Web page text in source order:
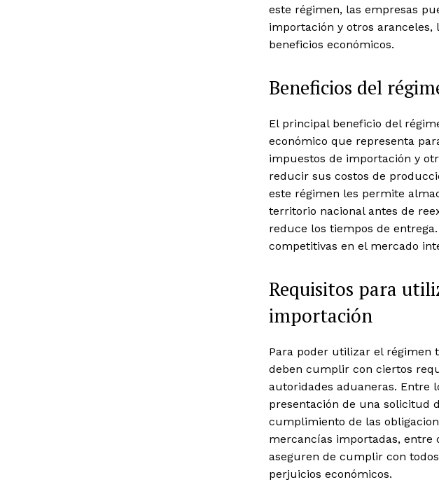
este régimen, las empresas
importación y otros
beneficios económicos.
Beneficios del
El principal beneficio del
económico que representa
impuestos de importación y
reducir sus costos de
este régimen les permite
territorio nacional antes de
reduce los tiempos de
competitivas en el mercado
Requisitos para
importación
Para poder utilizar el régimen
deben cumplir con ciertos
autoridades aduaneras. Entre
presentación de una solicitud
cumplimiento de las
mercancías importadas, entre
aseguren de cumplir con
perjuicios económicos.